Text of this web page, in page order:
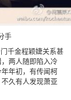
手
千金程颖婕关系甚
两人随即陷入冷
年初，有传闻柯
久有人发现萧亚